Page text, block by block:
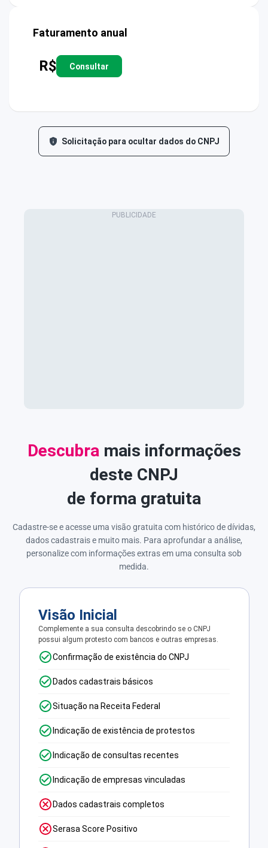
Faturamento anual
R$ Consultar
Solicitação para ocultar dados do CNPJ
Descubra mais informações
deste CNPJ
de forma gratuita
Cadastre-se e acesse uma visão gratuita com histórico de dívidas,
dados cadastrais e muito mais. Para aprofundar a análise,
personalize com informações extras em uma consulta sob
medida.
Visão Inicial
Complemente a sua consulta descobrindo se o CNPJ
possui algum protesto com bancos e outras empresas.
Confirmação de existência do CNPJ
Dados cadastrais básicos
Situação na Receita Federal
Indicação de existência de protestos
Indicação de consultas recentes
Indicação de empresas vinculadas
Dados cadastrais completos
Serasa Score Positivo